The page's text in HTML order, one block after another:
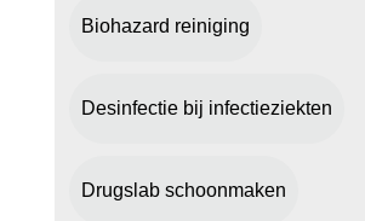
Biohazard reiniging
Desinfectie bij infectieziekten
Drugslab schoonmaken